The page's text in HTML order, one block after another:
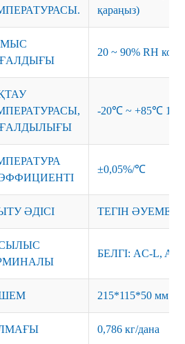
қараңыз)
20 ~ 90% RH
-20℃ ~ +85℃
±0,05%/℃
ӘДІСІ ТЕГІН ӘУЕМЕН
БЕЛГІ: AC-L,
215*115*50 мм
0,786 кг/дана